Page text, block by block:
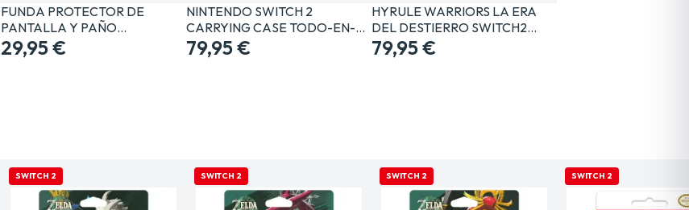
FUNDA PROTECTOR DE
PANTALLA Y PAÑO
LIMPIEZA…
29,95 €
NINTENDO SWITCH 2
CARRYING CASE TODO-EN-
UNO…
79,95 €
HYRULE WARRIORS LA ERA
DEL DESTIERRO SWITCH2…
79,95 €
SWITCH 2 SWITCH 2 SWITCH 2 SWITCH 2